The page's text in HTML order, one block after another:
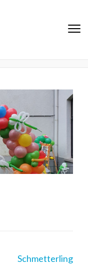
Schmetterling